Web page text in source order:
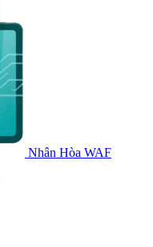
Nhân Hòa WAF